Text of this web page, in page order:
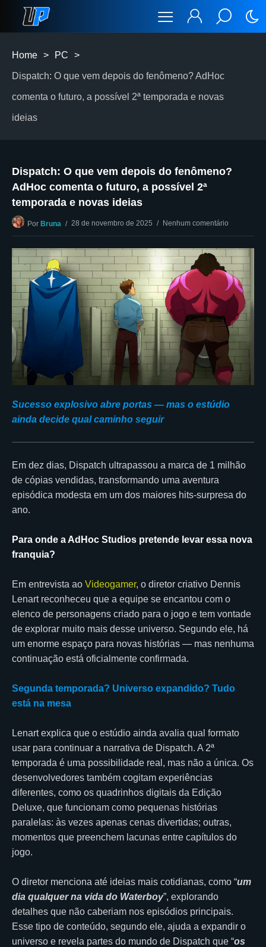
Home > PC >
Dispatch: O que vem depois do fenômeno? AdHoc
comenta o futuro, a possível 2ª temporada e novas
ideias
Dispatch: O que vem depois do fenômeno?
AdHoc comenta o futuro, a possível 2ª
temporada e novas ideias
Por Bruna 28 de novembro de 2025 Nenhum comentário
Sucesso explosivo abre portas — mas o estúdio
ainda decide qual caminho seguir
Em dez dias, Dispatch ultrapassou a marca de 1 milhão
de cópias vendidas, transformando uma aventura
episódica modesta em um dos maiores hits-surpresa do
ano.
Para onde a AdHoc Studios pretende levar essa nova
franquia?
Em entrevista ao Videogamer, o diretor criativo Dennis
Lenart reconheceu que a equipe se encantou com o
elenco de personagens criado para o jogo e tem vontade
de explorar muito mais desse universo. Segundo ele, há
um enorme espaço para novas histórias — mas nenhuma
continuação está oficialmente confirmada.
Segunda temporada? Universo expandido? Tudo
está na mesa
Lenart explica que o estúdio ainda avalia qual formato
usar para continuar a narrativa de Dispatch. A 2ª
temporada é uma possibilidade real, mas não a única. Os
desenvolvedores também cogitam experiências
diferentes, como os quadrinhos digitais da Edição
Deluxe, que funcionam como pequenas histórias
paralelas: às vezes apenas cenas divertidas; outras,
momentos que preenchem lacunas entre capítulos do
jogo.
O diretor menciona até ideias mais cotidianas, como “um
dia qualquer na vida do Waterboy”, explorando
detalhes que não caberiam nos episódios principais.
Esse tipo de conteúdo, segundo ele, ajuda a expandir o
universo e revela partes do mundo de Dispatch que “os